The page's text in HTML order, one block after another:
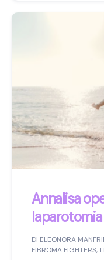
Annalisa
DI ELEONORA
FIBROMA FIGHTERS,